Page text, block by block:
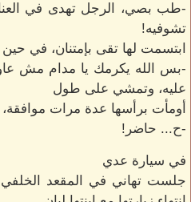
-طب بصي، الرجل تهدى في
تشوفيه!
ابتسمت لها تقى بإمتنان، في
-بس الله يكرمك يا مدام مش
عليه، وتمشي على طول
أومأت برأسها عدة مرات
-ح... حاضر!
في سيارة عدي
جلست تهاني في المقعد الخلفي